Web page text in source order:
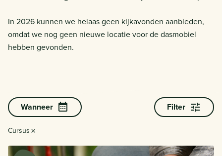
In 2026 kunnen we helaas geen kijkavonden aanbieden,
omdat we nog geen nieuwe locatie voor de dasmobiel
hebben gevonden.
Wanneer Filter
Cursus×